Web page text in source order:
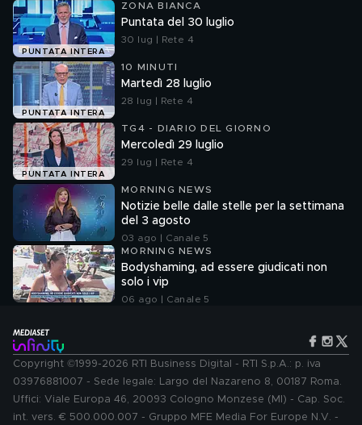
PUNTATA INTERA
ZONA BIANCA
Puntata del 30 luglio
30 lug | Rete 4
PUNTATA INTERA
10 MINUTI
Martedì 28 luglio
28 lug | Rete 4
PUNTATA INTERA
TG4 - DIARIO DEL GIORNO
Mercoledì 29 luglio
29 lug | Rete 4
MORNING NEWS
Notizie belle dalle stelle per la settimana
del 3 agosto
03 ago | Canale 5
MORNING NEWS
Bodyshaming, ad essere giudicati non
solo i vip
06 ago | Canale 5
Copyright ©1999-2026 RTI Business Digital - RTI S.p.A.: p. iva
03976881007 - Sede legale: Largo del Nazareno 8, 00187 Roma.
Uffici: Viale Europa 46, 20093 Cologno Monzese (MI) - Cap. Soc.
int. vers. € 500.000.007 - Gruppo MFE Media For Europe N.V. -